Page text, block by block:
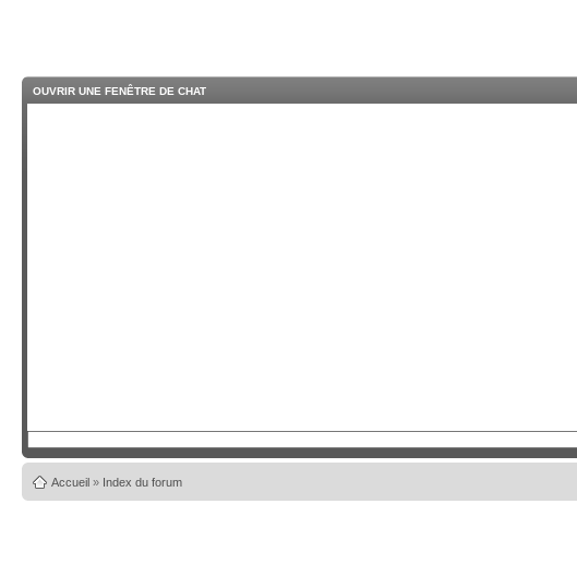
OUVRIR UNE FENÊTRE DE CHAT
Accueil » Index du forum